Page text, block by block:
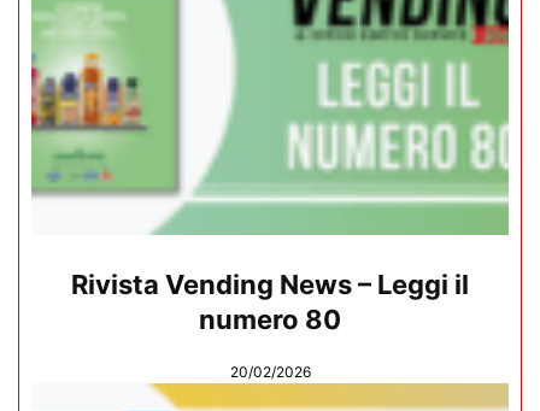
Rivista Vending News – Leggi il
numero 80
20/02/2026